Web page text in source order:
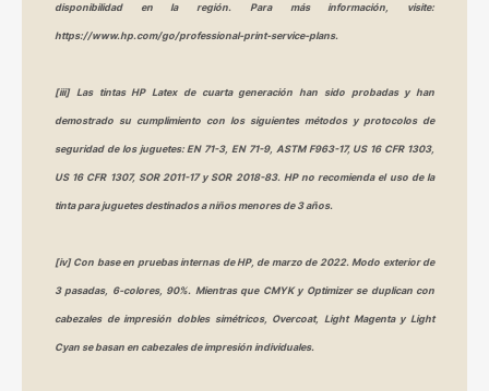
disponibilidad en la región. Para más información, visite:
https://www.hp.com/go/professional-print-service-plans.
[iii] Las tintas HP Latex de cuarta generación han sido probadas y han
demostrado su cumplimiento con los siguientes métodos y protocolos de
seguridad de los juguetes: EN 71-3, EN 71-9, ASTM F963-17, US 16 CFR 1303,
US 16 CFR 1307, SOR 2011-17 y SOR 2018-83. HP no recomienda el uso de la
tinta para juguetes destinados a niños menores de 3 años.
[iv] Con base en pruebas internas de HP, de marzo de 2022. Modo exterior de
3 pasadas, 6-colores, 90%. Mientras que CMYK y Optimizer se duplican con
cabezales de impresión dobles simétricos, Overcoat, Light Magenta y Light
Cyan se basan en cabezales de impresión individuales.